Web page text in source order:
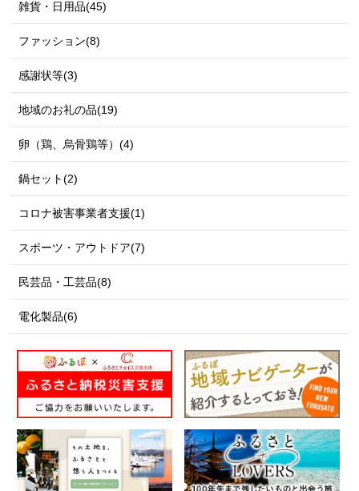
雑貨・日用品(45)
ファッション(8)
感謝状等(3)
地域のお礼の品(19)
卵（鶏、烏骨鶏等）(4)
鍋セット(2)
コロナ被害事業者支援(1)
スポーツ・アウトドア(7)
民芸品・工芸品(8)
電化製品(6)